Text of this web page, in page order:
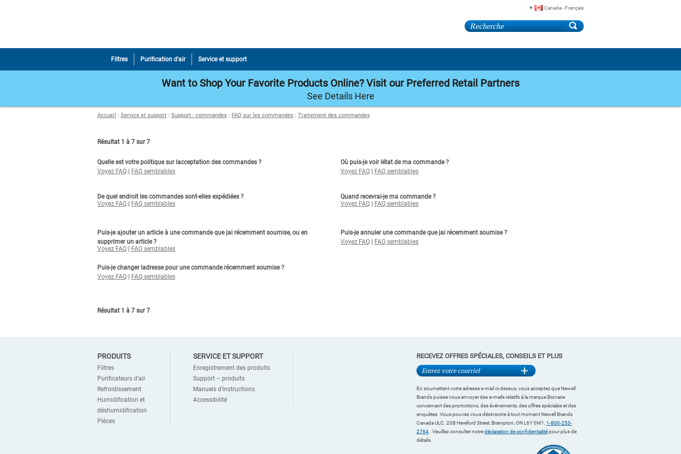
Canada - Français
Filtres Purification d'air Service et support
Want to Shop Your Favorite Products Online? Visit our Preferred Retail Partners
See Details Here
Accueil : Service et support : Support - commandes : FAQ sur les commandes : Traitement des commandes
Résultat 1 à 7 sur 7
Quelle est votre politique sur lacceptation des commandes ?
Voyez FAQ
FAQ semblables
Où puis-je voir létat de ma commande ?
Voyez FAQ| FAQ semblables
De quel endroit les commandes sont-elles expédiées ?
Voyez FAQ | FAQ semblables
Quand recevrai-je ma commande ?
Voyez FAQ| FAQ semblables
Puis-je ajouter un article à une commande que jai récemment soumise, ou en
supprimer un article ?
Voyez FAQ | FAQ semblables
Puis-je annuler une commande que jai récemment soumise ?
Voyez FAQ| FAQ semblables
Puis-je changer ladresse pour une commande récemment soumise ?
Voyez FAQ
FAQ semblables
Résultat 1 à 7 sur 7
RECEVEZ OFFRES SPÉCIALES, CONSEILS ET PLUS
En soumettant votre adresse e-mail ci-dessus, vous acceptez que Newell
Brands puisse vous envoyer des e-mails relatifs à la marque Bionaire
concernant des promotions, des événements, des offres spéciales et des
enquêtes. Vous pouvez vous désinscrire à tout moment Newell Brands
Canada ULC. 20B Hereford Street, Brampton, ON L6Y 0M1, 1-800-253-
2764
. Veuillez consulter notredéclaration de confidentialitépour plus de
détails.
PRODUITS
Filtres
Purificateurs d'air
Refroidissement
Humidification et
déshumidification
Pièces
SERVICE ET SUPPORT
Enregistrement des produits
Support – produits
Manuels d’instructions
Accessibilité